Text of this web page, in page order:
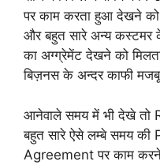
पर काम करता हुआ देखने को
और बहुत सारे अन्य कस्टमर
का अग्ग्रेमेंट देखने को
बिज़नस के अन्दर काफी
आनेवाले समय में भी देखे तो
बहुत सारे ऐसे लम्बे समय
Agreement पर काम करने